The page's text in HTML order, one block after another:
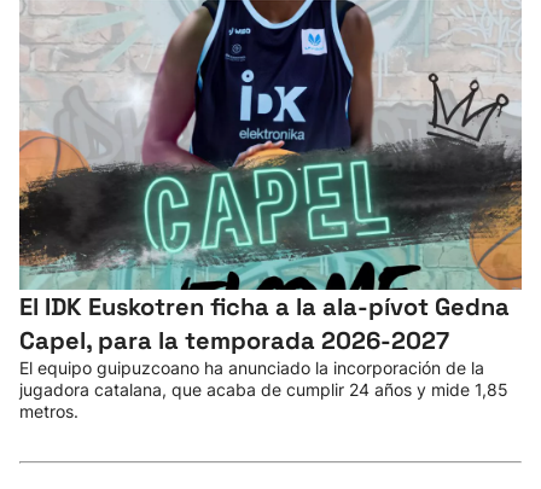
Atletismo
Carreras de montaña
Más deportes
"Helmuga"
El IDK Euskotren ficha a la ala-pívot Gedna
Capel, para la temporada 2026-2027
El equipo guipuzcoano ha anunciado la incorporación de la
jugadora catalana, que acaba de cumplir 24 años y mide 1,85
metros.